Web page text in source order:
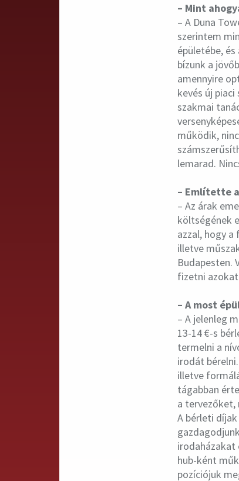
– Mint
– A Duna
szerintem
épületébe,
bízunk a
amennyire
kevés új
szakmai
működik,
lemarad.
– Említette
– Az árak
költségének
azzal, hogy
illetve
Budapesten.
fizetni
– A most
– A jelenleg
13-14 €-s
termelni a
irodát
illetve
tágabban
a tervezőket,
A bérleti
irodaházakat
hub-ként
pozíciójuk